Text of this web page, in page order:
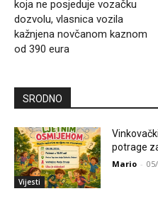
koja ne posjeduje vozačku
dozvolu, vlasnica vozila
kažnjena novčanom kaznom
od 390 eura
SRODNO
Vijesti
potrage
Mario -